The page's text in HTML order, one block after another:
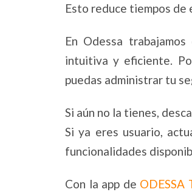
Esto reduce tiempos de
En Odessa
intuitiva y eficiente.
puedas administrar tu
Si aún no la tienes,
Si ya eres usuario,
funcionalidades
Con la app de ODESSA